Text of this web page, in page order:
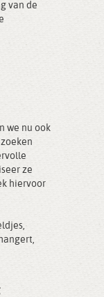
van de
we nu ook
ze
hiervoor
,
hangert,